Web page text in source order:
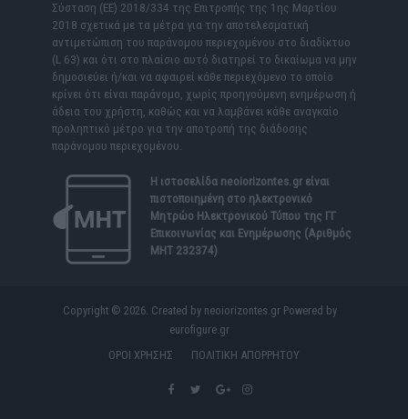
Σύσταση (ΕΕ) 2018/334 της Επιτροπής της 1ης Μαρτίου
2018 σχετικά με τα μέτρα για την αποτελεσματική
αντιμετώπιση του παράνομου περιεχομένου στο διαδίκτυο
(L 63) και ότι στο πλαίσιο αυτό διατηρεί το δικαίωμα να μην
δημοσιεύει ή/και να αφαιρεί κάθε περιεχόμενο το οποίο
κρίνει ότι είναι παράνομο, χωρίς προηγούμενη ενημέρωση ή
άδεια του χρήστη, καθώς και να λαμβάνει κάθε αναγκαίο
προληπτικό μέτρο για την αποτροπή της διάδοσης
παράνομου περιεχομένου.
Η ιστοσελίδα neoiorizontes.grείναι
πιστοποιημένη στο ηλεκτρονικό
Μητρώο Ηλεκτρονικού Τύπου της ΓΓ
Επικοινωνίας και Ενημέρωσης (Αριθμός
ΜΗΤ 232374)
Copyright © 2026. Created by neoiorizontes.gr Powered by
eurofigure.gr
ΟΡΟΙ ΧΡΗΣΗΣ
ΠΟΛΙΤΙΚΗ ΑΠΟΡΡΗΤΟΥ